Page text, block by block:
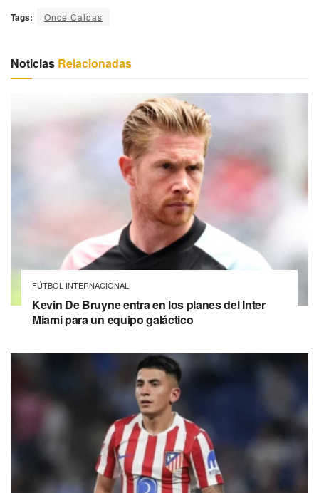
Tags: Once Caldas
Noticias Relacionadas
FÚTBOL INTERNACIONAL
Kevin De Bruyne entra en los planes del Inter
Miami para un equipo galáctico